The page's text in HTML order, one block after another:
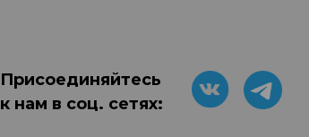
Присоединяйтесь
к нам в соц. сетях: